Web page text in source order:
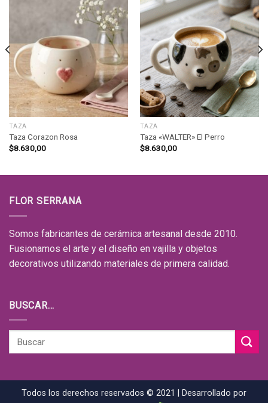
TAZA
Taza Corazon Rosa
$8.630,00
TAZA
Taza «WALTER» El Perro
$8.630,00
FLOR SERRANA
Somos fabricantes de cerámica artesanal desde 2010.
Fusionamos el arte y el diseño en vajilla y objetos
decorativos utilizando materiales de primera calidad.
BUSCAR…
Todos los derechos reservados © 2021 | Desarrollado por